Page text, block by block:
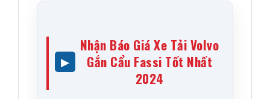
Nhận Báo Giá Xe Tải Volvo
Gắn Cẩu Fassi Tốt Nhất
2024